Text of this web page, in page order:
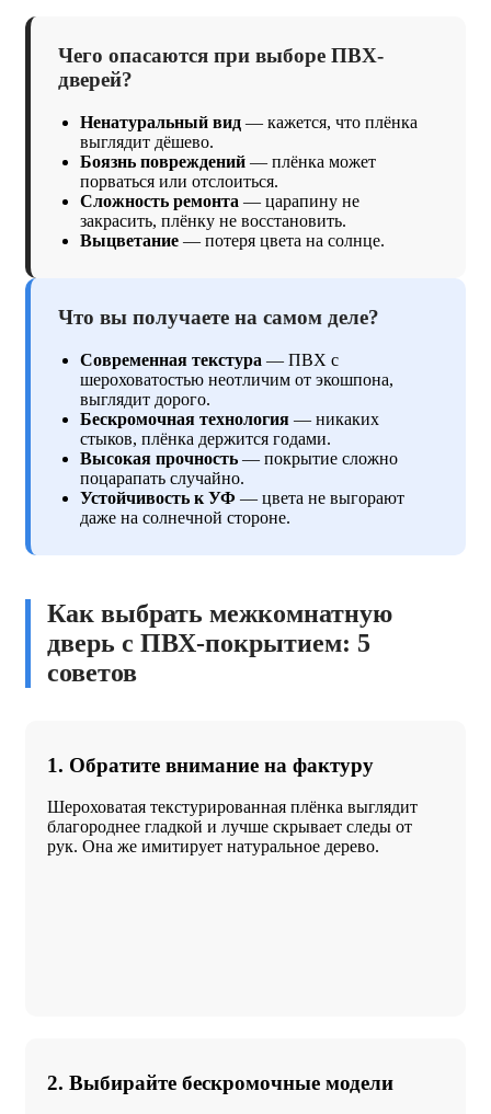
Чего опасаются при выборе ПВХ-
дверей?
Ненатуральный вид — кажется, что плёнка
выглядит дёшево.
Боязнь повреждений — плёнка может
порваться или отслоиться.
Сложность ремонта — царапину не
закрасить, плёнку не восстановить.
Выцветание — потеря цвета на солнце.
Что вы получаете на самом деле?
Современная текстура — ПВХ с
шероховатостью неотличим от экошпона,
выглядит дорого.
Бескромочная технология — никаких
стыков, плёнка держится годами.
Высокая прочность — покрытие сложно
поцарапать случайно.
Устойчивость к УФ — цвета не выгорают
даже на солнечной стороне.
Как выбрать межкомнатную
дверь с ПВХ-покрытием: 5
советов
1. Обратите внимание на фактуру
Шероховатая текстурированная плёнка выглядит
благороднее гладкой и лучше скрывает следы от
рук. Она же имитирует натуральное дерево.
2. Выбирайте бескромочные модели